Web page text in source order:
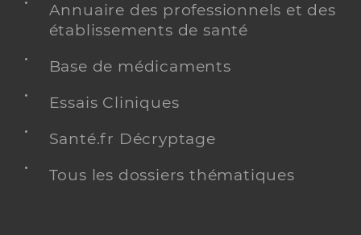
Annuaire des professionnels et des
établissements de santé
Base de médicaments
Essais Cliniques
Santé.fr Décryptage
Tous les dossiers thématiques